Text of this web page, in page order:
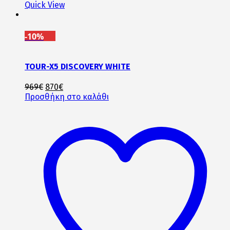
Quick View
-10%
TOUR-X5 DISCOVERY WHITE
969€ Original
price
870€Η
τρέχουσα
870€.
Προσθήκη στο καλάθι